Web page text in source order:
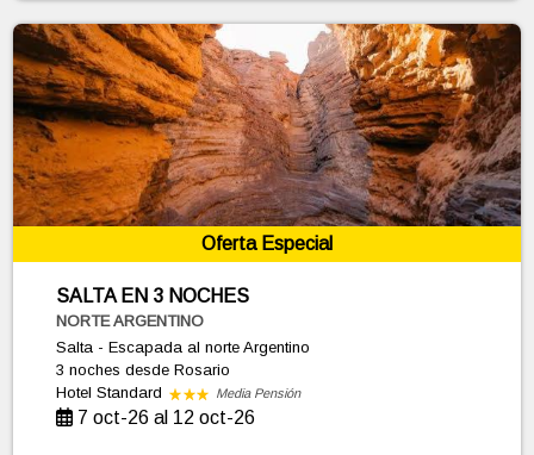
Oferta Especial
SALTA EN 3 NOCHES
NORTE ARGENTINO
Salta - Escapada al norte Argentino
3 nochesdesde Rosario
Hotel Standard
Media Pensión
7 oct-26 al 12 oct-26